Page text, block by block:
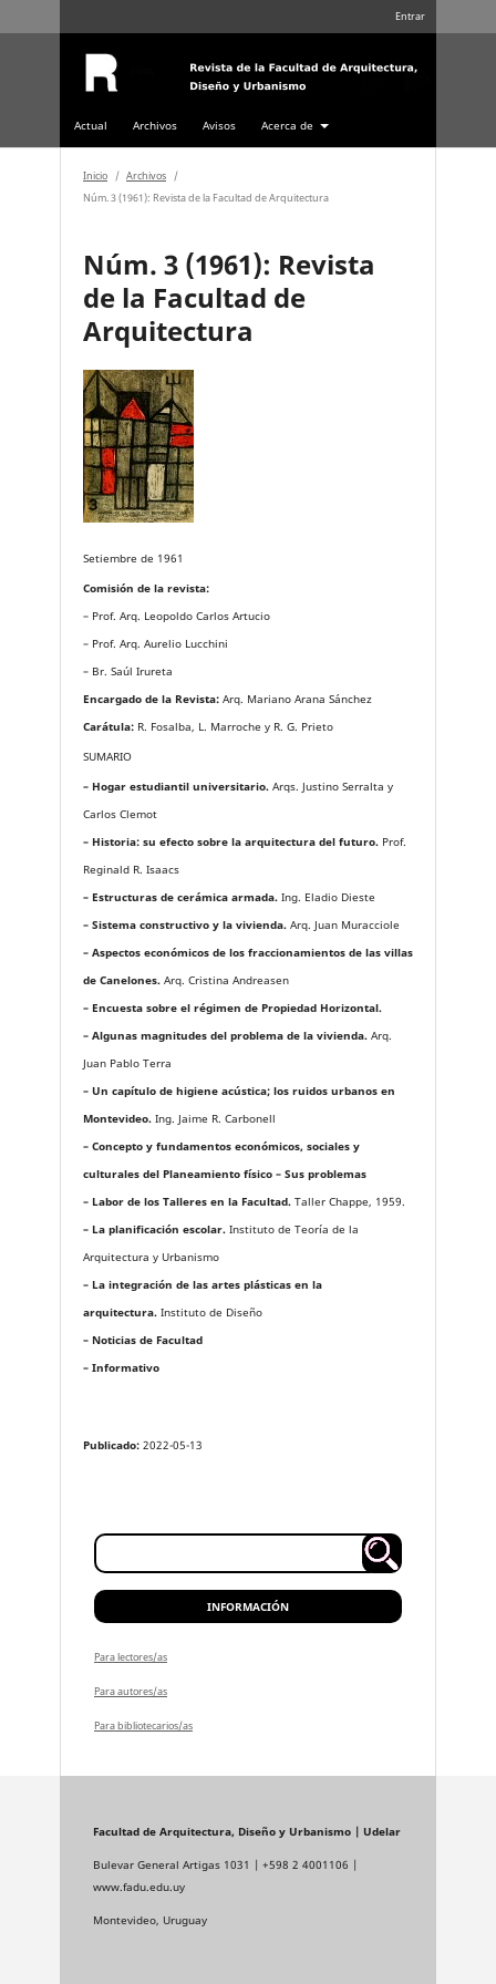
Actual Archivos Avisos Acerca de
Entrar
Inicio / Archivos
/
Núm. 3 (1961): Revista de la Facultad de Arquitectura
Núm. 3 (1961): Revista
de la Facultad de
Arquitectura
Setiembre de 1961
Comisión de la revista:
– Prof. Arq. Leopoldo Carlos Artucio
– Prof. Arq. Aurelio Lucchini
– Br. Saúl Irureta
Encargado de la Revista: Arq. Mariano Arana Sánchez
Carátula: R. Fosalba, L. Marroche y R. G. Prieto
SUMARIO
– Hogar estudiantil universitario. Arqs. Justino Serralta y
Carlos Clemot
– Historia: su efecto sobre la arquitectura del futuro. Prof.
Reginald R. Isaacs
– Estructuras de cerámica armada. Ing. Eladio Dieste
– Sistema constructivo y la vivienda. Arq. Juan Muracciole
– Aspectos económicos de los fraccionamientos de las villas
de Canelones. Arq. Cristina Andreasen
– Encuesta sobre el régimen de Propiedad Horizontal.
– Algunas magnitudes del problema de la vivienda. Arq.
Juan Pablo Terra
– Un capítulo de higiene acústica; los ruidos urbanos en
Montevideo. Ing. Jaime R. Carbonell
– Concepto y fundamentos económicos, sociales y
culturales del Planeamiento físico – Sus problemas
– Labor de los Talleres en la Facultad. Taller Chappe, 1959.
– La planificación escolar. Instituto de Teoría de la
Arquitectura y Urbanismo
– La integración de las artes plásticas en la
arquitectura. Instituto de Diseño
– Noticias de Facultad
– Informativo
Publicado: 2022-05-13
INFORMACIÓN
Para lectores/as
Para autores/as
Para bibliotecarios/as
Facultad de Arquitectura, Diseño y Urbanismo | Udelar
Bulevar General Artigas 1031 | +598 2 4001106 |
www.fadu.edu.uy
Montevideo, Uruguay